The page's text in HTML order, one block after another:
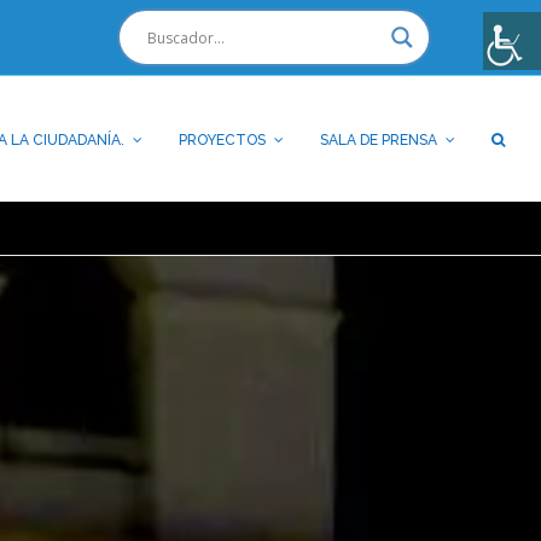
LA CIUDADANÍA. PROYECTOS SALA DE PRENSA